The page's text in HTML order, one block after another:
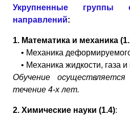
Укрупненные группы
направлений:
1. Математика и механика
• Механика
• Механика жидкости, газа
Обучение
течение 4-х лет.
2. Химические науки (1.4):